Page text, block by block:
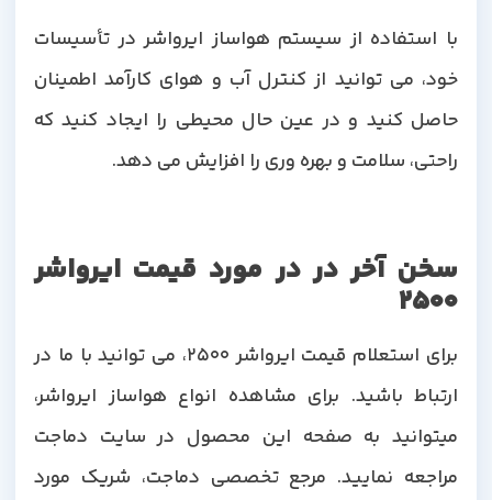
با استفاده از سیستم هواساز ایرواشر در تأسیسات
خود، می توانید از کنترل آب و هوای کارآمد اطمینان
حاصل کنید و در عین حال محیطی را ایجاد کنید که
راحتی، سلامت و بهره وری را افزایش می دهد.
سخن آخر در در مورد قیمت ایرواشر
2500
برای استعلام قیمت ایرواشر 2500، می توانید با ما در
ارتباط باشید. برای مشاهده انواع هواساز ایرواشر،
میتوانید به صفحه این محصول در سایت دماجت
مراجعه نمایید. مرجع تخصصی دماجت، شریک مورد